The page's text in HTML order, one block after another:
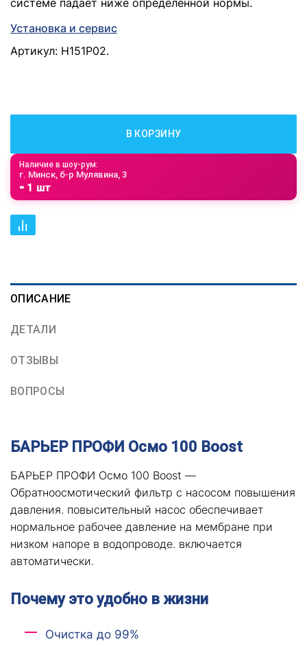
Установка и сервис
Артикул: Н151Р02.
В КОРЗИНУ
Наличие в шоу-рум:
г. Минск, б-р Мулявина, 3
⁃ 1 шт
ОПИСАНИЕ
ДЕТАЛИ
ОТЗЫВЫ
ВОПРОСЫ
БАРЬЕР ПРОФИ Осмо 100 Boost
БАРЬЕР ПРОФИ Осмо 100 Boost —
Обратноосмотический фильтр с насосом повышения
давления. повысительный насос обеспечивает
нормальное рабочее давление на мембране при
низком напоре в водопроводе. включается
автоматически.
Почему это удобно в жизни
Очистка до 99%